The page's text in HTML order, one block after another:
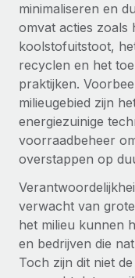
minimaliseren en
omvat acties zoals
koolstofuitstoot,
recyclen en het
praktijken.
milieugebied zijn
energiezuinige
voorraadbeheer
overstappen op
verwacht van
het milieu kunnen
en bedrijven die
Toch zijn dit niet